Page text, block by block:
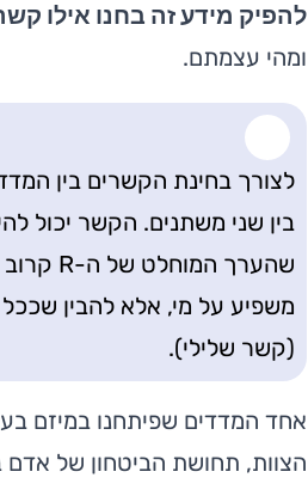
להפיק מידע זה בחנו אילו
ומהי עצמתם.
לצורך בחינת הקשרים בין
משפיע על מי, אלא להבין
(קשר שלילי).
אחד המדדים שפיתחנו במיזם
הצוות, תחושת הביטחון של אדם